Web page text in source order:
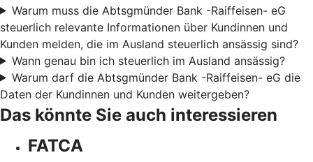
Warum muss die Abtsgmünder Bank -Raiffeisen- eG
steuerlich relevante Informationen über Kundinnen und
Kunden melden, die im Ausland steuerlich ansässig sind?
Wann genau bin ich steuerlich im Ausland ansässig?
Warum darf die Abtsgmünder Bank -Raiffeisen- eG die
Daten der Kundinnen und Kunden weitergeben?
Das könnte Sie auch interessieren
FATCA